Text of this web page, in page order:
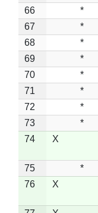
66
*
67
*
68
*
69
*
70
*
71
*
72
*
73
*
74
X
75 *
76
X